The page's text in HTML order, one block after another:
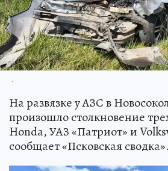
.
На развязке у АЗС в
произошло столкновение
Honda, УАЗ «Патриот» и
сообщает «Псковская сводка».